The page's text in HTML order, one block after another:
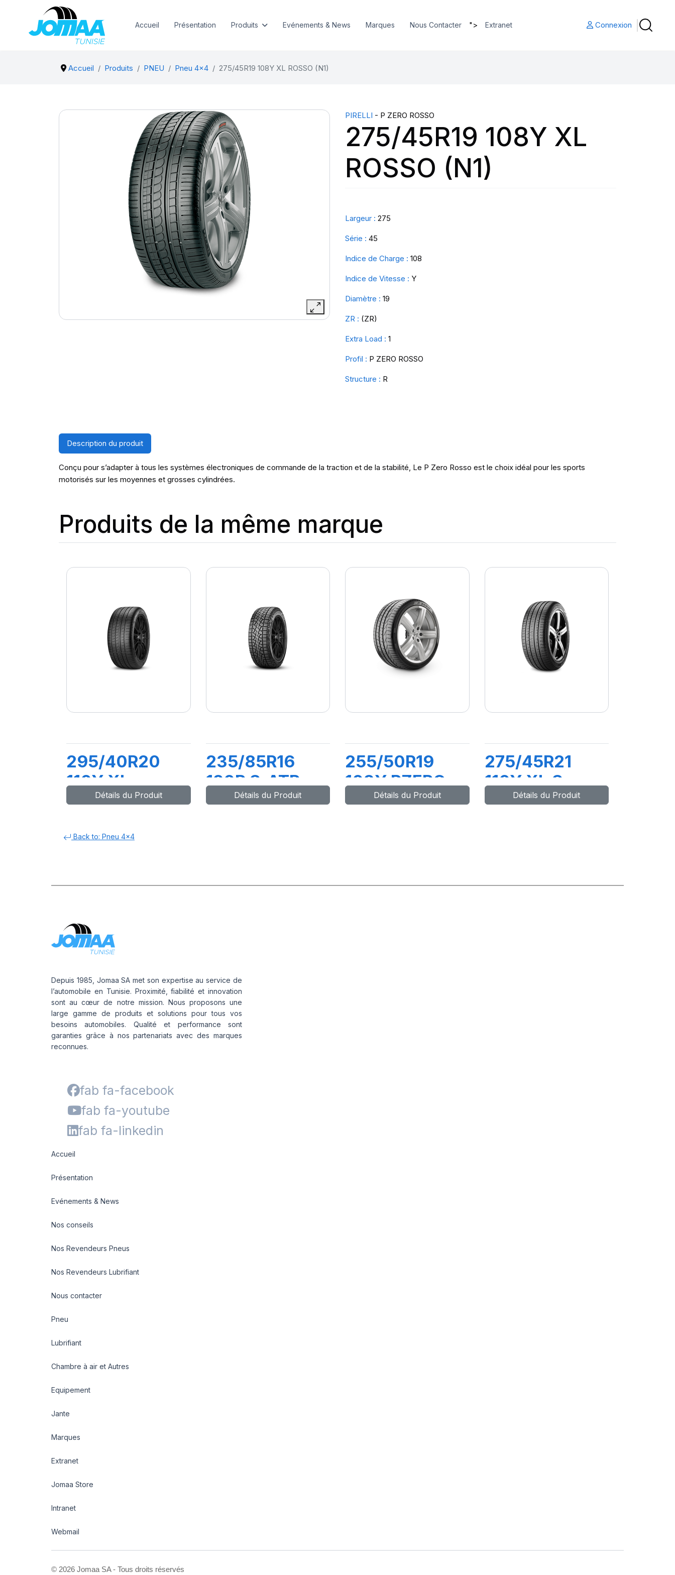
Accueil Présentation Produits Evénements & News Marques Nous Contacter "> Extranet Connexion
Accueil Produits PNEU Pneu 4x4 275/45R19 108Y XL ROSSO (N1)
PIRELLI - P ZERO ROSSO
275/45R19 108Y XL
ROSSO (N1)
Largeur : 275
Série : 45
Indice de Charge : 108
Indice de Vitesse : Y
Diamètre : 19
ZR : (ZR)
Extra Load : 1
Profil : P ZERO ROSSO
Structure : R
Description du produit
Conçu pour s’adapter à tous les systèmes électroniques de commande de la traction et de la stabilité, Le P Zero Rosso est le choix idéal pour les sports
motorisés sur les moyennes et grosses cylindrées.
Produits de la même marque
295/40R20
110Y XL
ROSSO (AO)
Détails du Produit
235/85R16
120R S-ATR
WL Détails du Produit
255/50R19
103Y PZERO
(N1)Détails du Produit
275/45R21
110Y XL S-
VEAS (LR)
Détails du Produit
Back to: Pneu 4x4
Depuis 1985, Jomaa SA met son expertise au service de
l’automobile en Tunisie. Proximité, fiabilité et innovation
sont au cœur de notre mission. Nous proposons une
large gamme de produits et solutions pour tous vos
besoins automobiles. Qualité et performance sont
garanties grâce à nos partenariats avec des marques
reconnues.
fab fa-facebook
fab fa-youtube
fab fa-linkedin
Accueil
Présentation
Evénements & News
Nos conseils
Nos Revendeurs Pneus
Nos Revendeurs Lubrifiant
Nous contacter
Pneu
Lubrifiant
Chambre à air et Autres
Equipement
Jante
Marques
Extranet
Jomaa Store
Intranet
Webmail
© 2026 Jomaa SA - Tous droits réservés